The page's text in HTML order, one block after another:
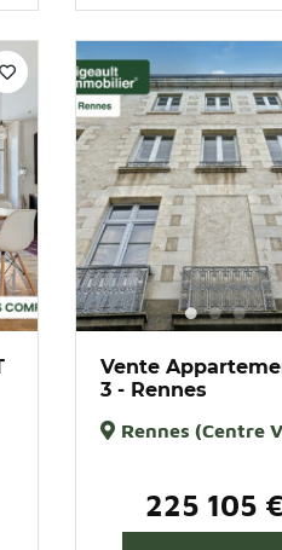
Vente
3 - Rennes
Rennes (Centre
225 105